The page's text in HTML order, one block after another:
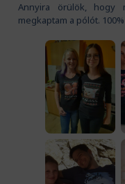
Annyira örülök, hogy
megkaptam a pólót.